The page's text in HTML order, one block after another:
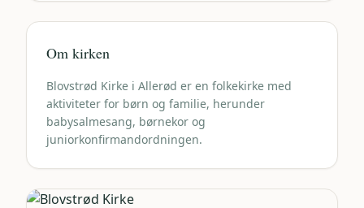
Om kirken
Blovstrød Kirke i Allerød er en folkekirke med
aktiviteter for børn og familie, herunder
babysalmesang, børnekor og
juniorkonfirmandordningen.